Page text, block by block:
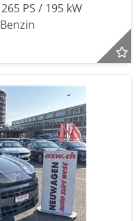
265 PS / 195 kW
Benzin